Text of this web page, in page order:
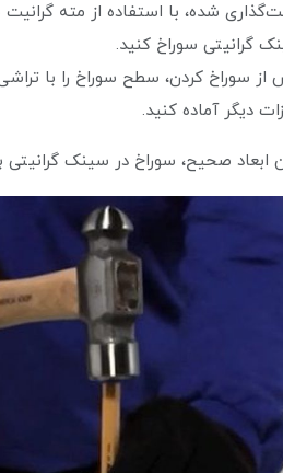
شده، با استفاده از مته
گرانیتی سوراخ کنید.
سوراخ کردن، سطح سوراخ را با
دیگر آماده کنید.
ابعاد صحیح، سوراخ در سینک